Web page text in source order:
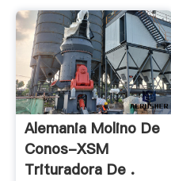
Alemania Molino De
Conos-XSM
Trituradora De .